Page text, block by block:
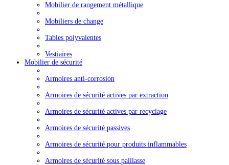
Mobilier de rangement métallique
Mobiliers de change
Tables polyvalentes
Vestiaires
Mobilier de sécurité
Armoires anti-corrosion
Armoires de sécurité actives par extraction
Armoires de sécurité actives par recyclage
Armoires de sécurité passives
Armoires de sécurité pour produits inflammables
Armoires de sécurité sous paillasse